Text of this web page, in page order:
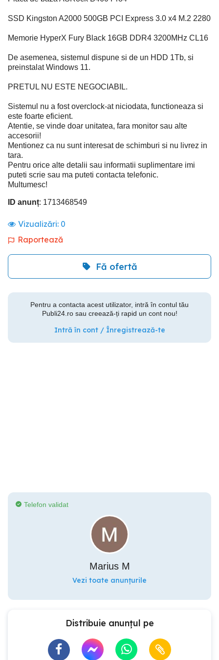
SSD Kingston A2000 500GB PCI Express 3.0 x4 M.2 2280
Memorie HyperX Fury Black 16GB DDR4 3200MHz CL16
De asemenea, sistemul dispune si de un HDD 1Tb, si
preinstalat Windows 11.
PRETUL NU ESTE NEGOCIABIL.
Sistemul nu a fost overclock-at niciodata, functioneaza si
este foarte eficient.
Atentie, se vinde doar unitatea, fara monitor sau alte
accesorii!
Mentionez ca nu sunt interesat de schimburi si nu livrez in
tara.
Pentru orice alte detalii sau informatii suplimentare imi
puteti scrie sau ma puteti contacta telefonic.
Multumesc!
ID anunț: 1713468549
Vizualizări: 0
Raportează
Fă ofertă
Pentru a contacta acest utilizator, intră în contul tău
Publi24.ro sau creează-ți rapid un cont nou!
Intră în cont / Înregistrează-te
Telefon validat
Marius M
Vezi toate anunțurile
Distribuie anunțul pe